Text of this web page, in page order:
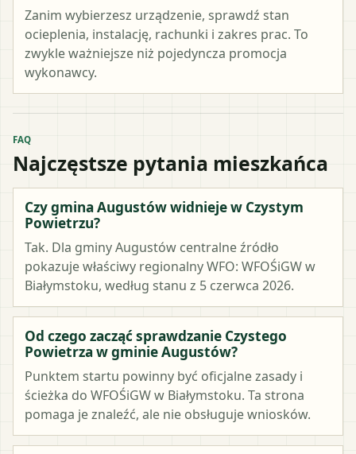
Zanim wybierzesz urządzenie, sprawdź stan
ocieplenia, instalację, rachunki i zakres prac. To
zwykle ważniejsze niż pojedyncza promocja
wykonawcy.
FAQ
Najczęstsze pytania mieszkańca
Czy gmina Augustów widnieje w Czystym
Powietrzu?
Tak. Dla gminy Augustów centralne źródło
pokazuje właściwy regionalny WFO: WFOŚiGW w
Białymstoku, według stanu z 5 czerwca 2026.
Od czego zacząć sprawdzanie Czystego
Powietrza w gminie Augustów?
Punktem startu powinny być oficjalne zasady i
ścieżka do WFOŚiGW w Białymstoku. Ta strona
pomaga je znaleźć, ale nie obsługuje wniosków.